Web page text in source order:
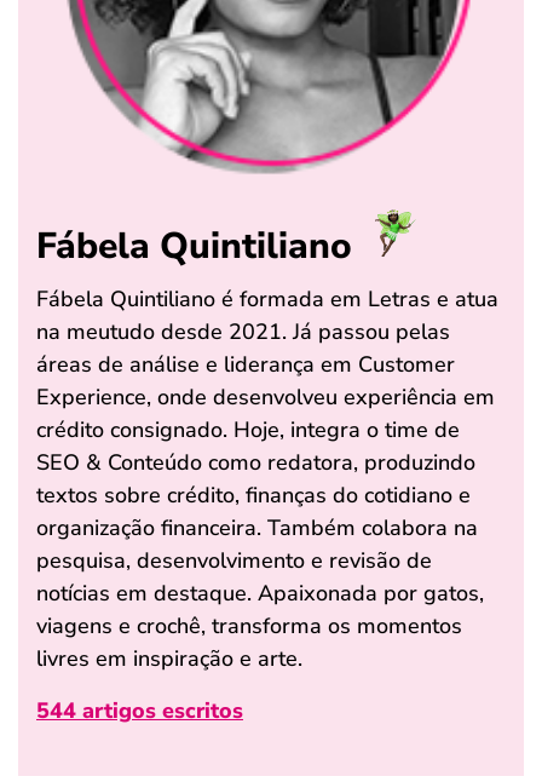
Fábela Quintiliano
Fábela Quintiliano é formada em Letras e atua
na meutudo desde 2021. Já passou pelas
áreas de análise e liderança em Customer
Experience, onde desenvolveu experiência em
crédito consignado. Hoje, integra o time de
SEO & Conteúdo como redatora, produzindo
textos sobre crédito, finanças do cotidiano e
organização financeira. Também colabora na
pesquisa, desenvolvimento e revisão de
notícias em destaque. Apaixonada por gatos,
viagens e crochê, transforma os momentos
livres em inspiração e arte.
544 artigos escritos